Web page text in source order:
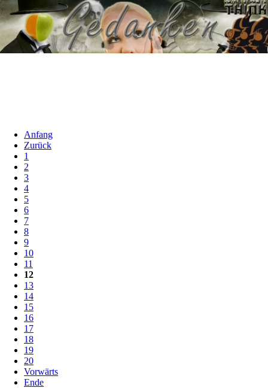
Anfang
Zurück
1
2
3
4
5
6
7
8
9
10
11
12
13
14
15
16
17
18
19
20
Vorwärts
Ende